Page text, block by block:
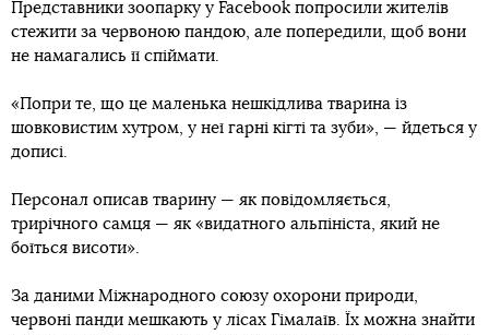
Представники зоопарку у Facebook попросили жителів
стежити за червоною пандою, але попередили, щоб вони
не намагались її спіймати.
«Попри те, що це маленька нешкідлива тварина із
шовковистим хутром, у неї гарні кігті та зуби», — йдеться у
дописі.
Персонал описав тварину — як повідомляється,
трирічного самця — як «видатного альпініста, який не
боїться висоти».
За даними Міжнародного союзу охорони природи,
червоні панди мешкають у лісах Гімалаїв. Їх можна знайти